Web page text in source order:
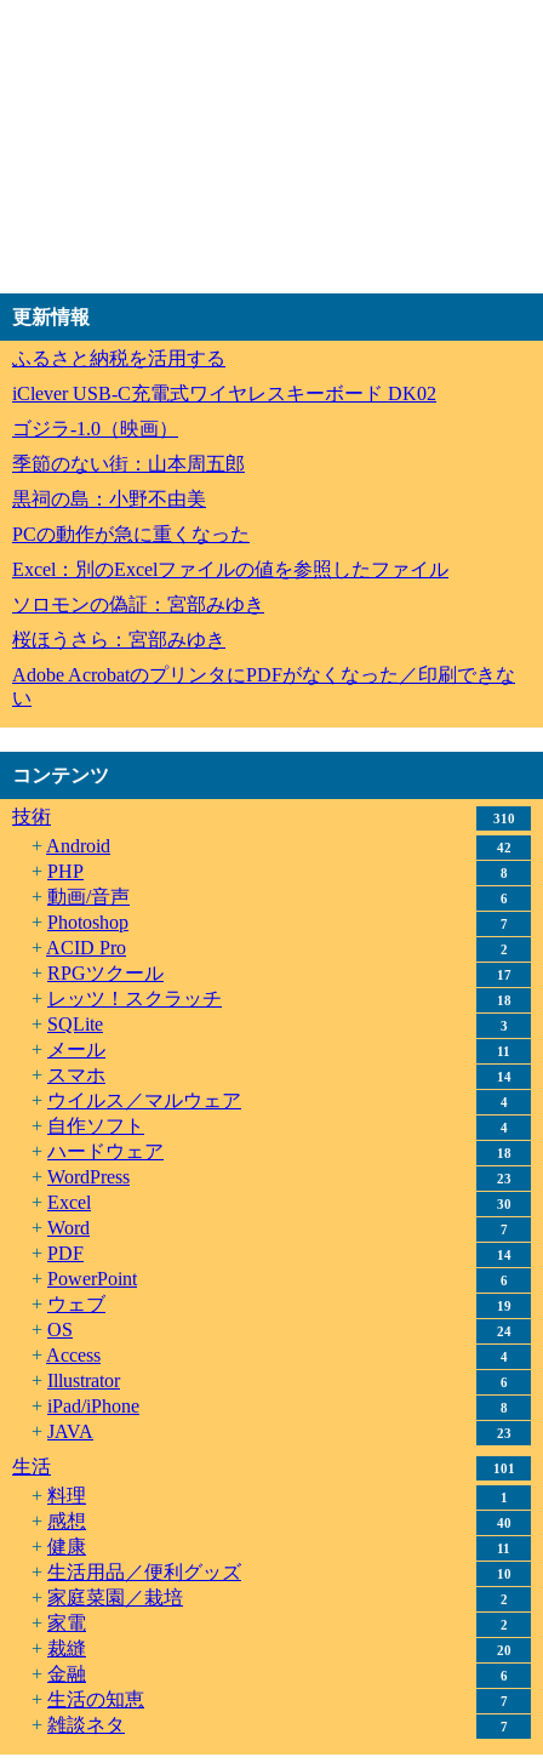
更新情報
ふるさと納税を活用する
iClever USB-C充電式ワイヤレスキーボード DK02
ゴジラ-1.0（映画）
季節のない街：山本周五郎
黒祠の島：小野不由美
PCの動作が急に重くなった
Excel：別のExcelファイルの値を参照したファイル
ソロモンの偽証：宮部みゆき
桜ほうさら：宮部みゆき
Adobe AcrobatのプリンタにPDFがなくなった／印刷できな
い
コンテンツ
技術
310
Android 42
PHP 8
動画/音声 6
Photoshop 7
ACID Pro 2
RPGツクール 17
レッツ！スクラッチ 18
SQLite 3
メール 11
スマホ 14
ウイルス／マルウェア 4
自作ソフト 4
ハードウェア 18
WordPress 23
Excel 30
Word 7
PDF 14
PowerPoint 6
ウェブ 19
OS 24
Access 4
Illustrator 6
iPad/iPhone 8
JAVA 23
生活 101
料理 1
感想 40
健康 11
生活用品／便利グッズ 10
家庭菜園／栽培 2
家電 2
裁縫 20
金融 6
生活の知恵 7
雑談ネタ 7